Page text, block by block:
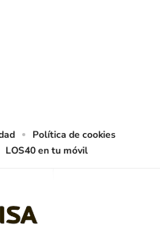
Política de cookies
LOS40 en tu móvil